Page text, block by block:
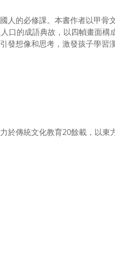
人的必修課。本書作者以甲骨
口的成語典故，以四幀畫面構
發想像和思考，激發孩子學習
傳統文化教育20餘載，以東